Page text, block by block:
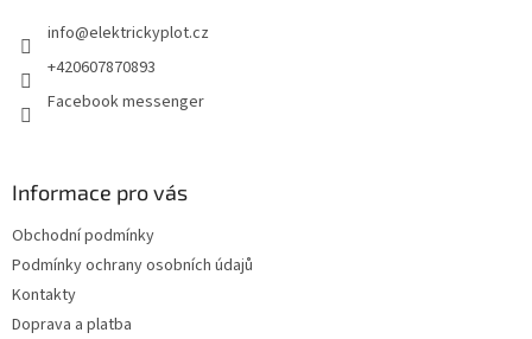
info@elektrickyplot.cz
+420607870893
Facebook messenger
Informace pro vás
Obchodní podmínky
Podmínky ochrany osobních údajů
Kontakty
Doprava a platba